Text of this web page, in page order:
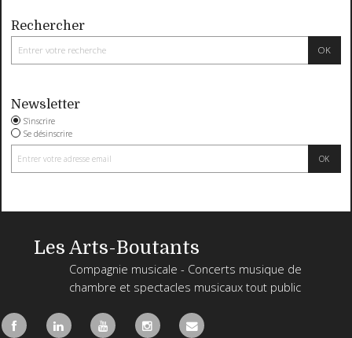
Rechercher
Newsletter
S'inscrire
Se désinscrire
Les Arts-Boutants
Compagnie musicale - Concerts musique de
chambre et spectacles musicaux tout public